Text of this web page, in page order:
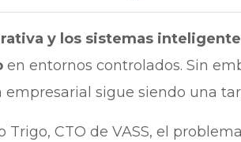
y los sistemas
en entornos controlados. Sin
empresarial sigue siendo una
Trigo, CTO de VASS, el